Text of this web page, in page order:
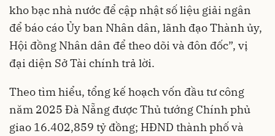
kho bạc nhà nước để cập nhật số liệu giải ngân
để báo cáo Ủy ban Nhân dân, lãnh đạo Thành ủy,
Hội đồng Nhân dân để theo dõi và đôn đốc”, vị
đại diện Sở Tài chính trả lời.
Theo tìm hiểu, tổng kế hoạch vốn đầu tư công
năm 2025 Đà Nẵng được Thủ tướng Chính phủ
giao 16.402,859 tỷ đồng; HĐND thành phố và